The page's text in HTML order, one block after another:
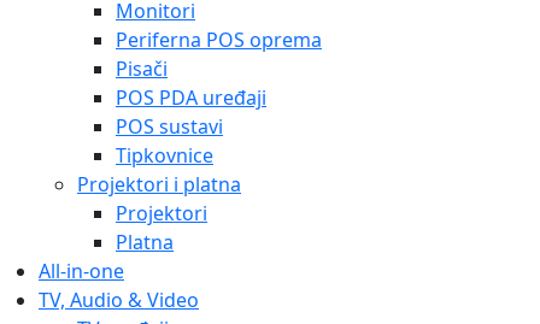
Monitori
Periferna POS oprema
Pisači
POS PDA uređaji
POS sustavi
Tipkovnice
Projektori i platna
Projektori
Platna
All-in-one
TV, Audio & Video